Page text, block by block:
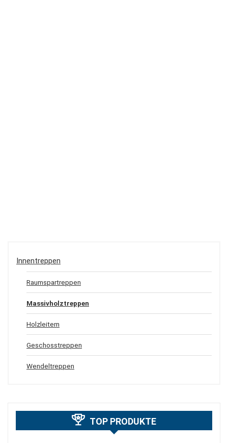
Innentreppen
Raumspartreppen
Massivholztreppen
Holzleitern
Geschosstreppen
Wendeltreppen
TOP PRODUKTE